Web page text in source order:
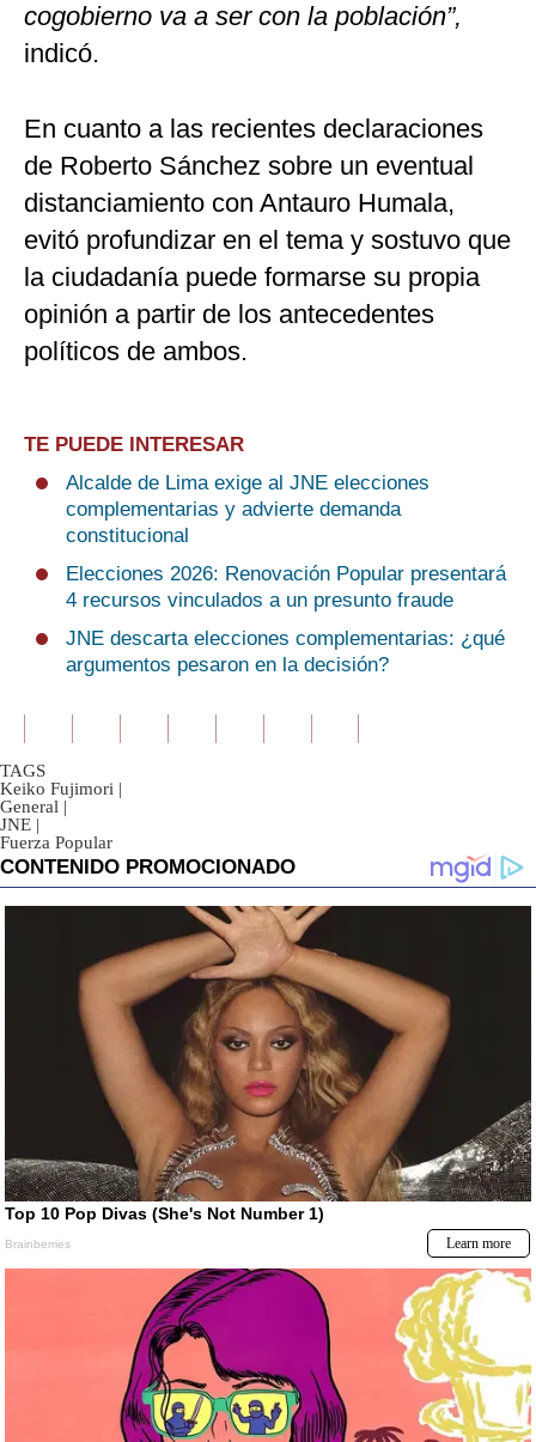
cogobierno va a ser con la población”,
indicó.
En cuanto a las recientes declaraciones
de Roberto Sánchez sobre un eventual
distanciamiento con Antauro Humala,
evitó profundizar en el tema y sostuvo que
la ciudadanía puede formarse su propia
opinión a partir de los antecedentes
políticos de ambos.
TE PUEDE INTERESAR
Alcalde de Lima exige al JNE elecciones
complementarias y advierte demanda
constitucional
Elecciones 2026: Renovación Popular presentará
4 recursos vinculados a un presunto fraude
JNE descarta elecciones complementarias: ¿qué
argumentos pesaron en la decisión?
TAGS
Keiko Fujimori |
General |
JNE |
Fuerza Popular